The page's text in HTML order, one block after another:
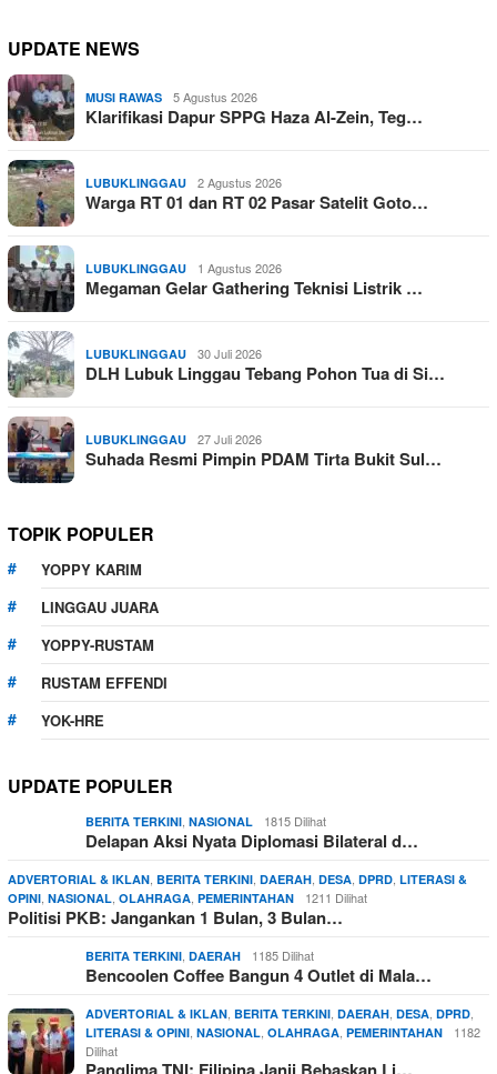
UPDATE NEWS
MUSI RAWAS 5 Agustus 2026
Klarifikasi Dapur SPPG Haza Al-Zein, Teg…
LUBUKLINGGAU 2 Agustus 2026
Warga RT 01 dan RT 02 Pasar Satelit Goto…
LUBUKLINGGAU 1 Agustus 2026
Megaman Gelar Gathering Teknisi Listrik …
LUBUKLINGGAU 30 Juli 2026
DLH Lubuk Linggau Tebang Pohon Tua di Si…
LUBUKLINGGAU 27 Juli 2026
Suhada Resmi Pimpin PDAM Tirta Bukit Sul…
TOPIK POPULER
YOPPY KARIM
LINGGAU JUARA
YOPPY-RUSTAM
RUSTAM EFFENDI
YOK-HRE
UPDATE POPULER
BERITA TERKINI, NASIONAL 1815 Dilihat
Delapan Aksi Nyata Diplomasi Bilateral d…
ADVERTORIAL & IKLAN, BERITA TERKINI, DAERAH, DESA, DPRD, LITERASI &
OPINI, NASIONAL, OLAHRAGA, PEMERINTAHAN 1211 Dilihat
Politisi PKB: Jangankan 1 Bulan, 3 Bulan…
BERITA TERKINI, DAERAH 1185 Dilihat
Bencoolen Coffee Bangun 4 Outlet di Mala…
ADVERTORIAL & IKLAN, BERITA TERKINI, DAERAH, DESA, DPRD,
LITERASI & OPINI, NASIONAL, OLAHRAGA, PEMERINTAHAN
1182
Dilihat